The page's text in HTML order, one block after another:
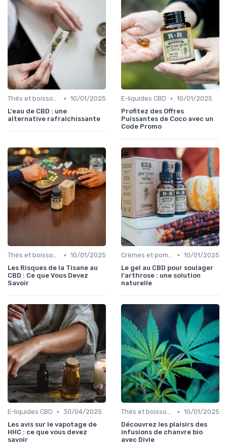
Thés et boissons infusés • 10/01/2025
L'eau de CBD : une
alternative rafraîchissante
E-liquides CBD • 10/01/2025
Profitez des Offres
Puissantes de Coco avec un
Code Promo
Thés et boissons infusés • 10/01/2025
Les Risques de la Tisane au
CBD : Ce que Vous Devez
Savoir
Crèmes et pommades • 10/01/2025
Le gel au CBD pour soulager
l'arthrose : une solution
naturelle
E-liquides CBD • 30/04/2025
Les avis sur le vapotage de
HHC : ce que vous devez
savoir
Thés et boissons infusés • 10/01/2025
Découvrez les plaisirs des
infusions de chanvre bio
avec Divie